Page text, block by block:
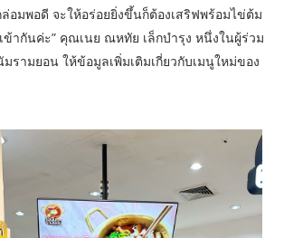
อมพอดี จะให้อร่อยยิ่งขึ้นก็ต้องเสริฟพร้อมไข่ต้ม
ข้ากันค่ะ” คุณเนย ณหทัย เล็กบำรุง หนึ่งในผู้ร่วม
รามยอน ให้ข้อมูลเพิ่มเติมเกี่ยวกับเมนูใหม่ของ